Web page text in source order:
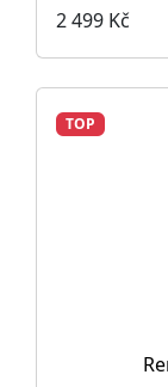
2 499 Kč
TOP